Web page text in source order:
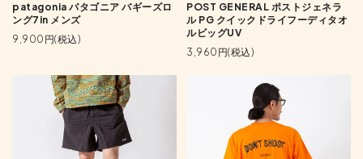
patagonia パタゴニア バギーズロ
ング7in メンズ
9,900円(税込)
POST GENERAL ポストジェネラ
ル PG クイックドライフーディタオ
ルビッグUV
3,960円(税込)